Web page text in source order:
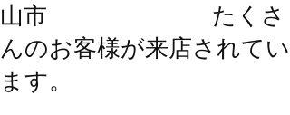
山市 たくさ
んのお客様が来店されてい
ます。